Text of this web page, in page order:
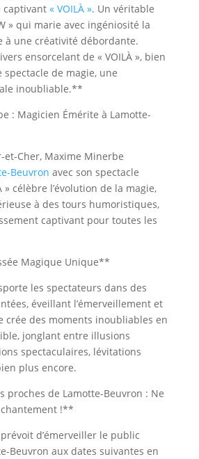
captivant « VOILÀ ». Un véritable
» qui marie avec ingéniosité la
à une créativité débordante.
ensorcelant de « VOILÀ », bien
spectacle de magie, une
inoubliable.**
: Magicien Émérite à Lamotte-
Cher, Maxime Minerbe
Beuvron avec son spectacle
» célèbre l’évolution de la magie,
à des tours humoristiques,
captivant pour toutes les
Magique Unique**
les spectateurs dans des
éveillant l’émerveillement et
crée des moments inoubliables en
jonglant entre illusions
spectaculaires, lévitations
plus encore.
proches de Lamotte-Beuvron : Ne
!**
d’émerveiller le public
Beuvron aux dates suivantes en